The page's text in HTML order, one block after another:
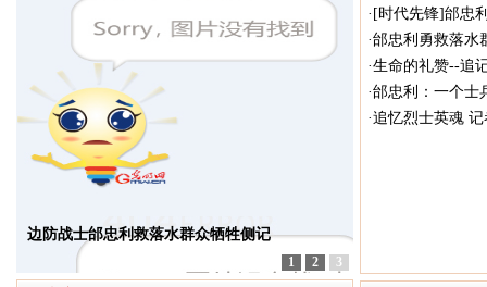
边防战士邰忠利救落水群众牺牲侧记
1 2 3
· [时代先锋]邰忠
·邰忠利勇救落水
·生命的礼赞--追
·邰忠利：一个士
·追忆烈士英魂